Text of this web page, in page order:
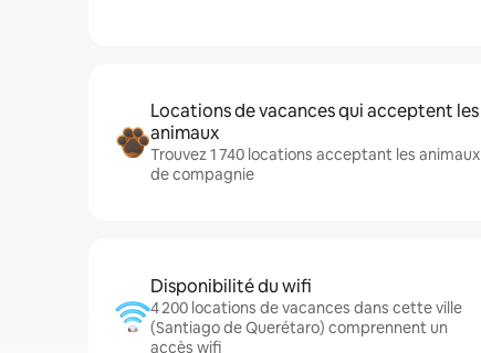
Locations de vacances qui acceptent les
animaux
Trouvez 1 740 locations acceptant les animaux
de compagnie
Disponibilité du wifi
4 200 locations de vacances dans cette ville
(Santiago de Querétaro) comprennent un
accès wifi